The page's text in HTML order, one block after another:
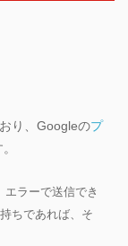
り、Googleのプ
ラーで送信でき
ちであれば、そ